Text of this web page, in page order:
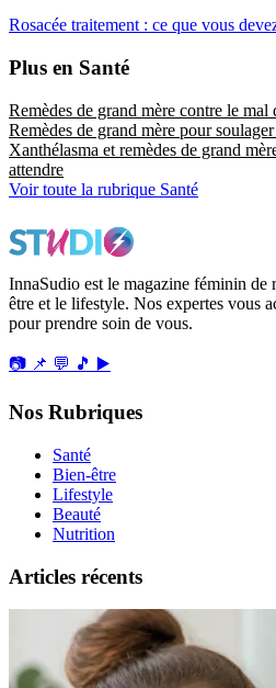
Rosacée traitement : ce que vous
Plus en Santé
Remèdes de grand mère contre le mal
Remèdes de grand mère pour
Xanthélasma et remèdes de grand
attendre
Voir toute la rubrique Santé
InnaSudio est le magazine féminin de
être et le lifestyle. Nos expertes vous
pour prendre soin de vous.
📷 📌 💬 🎵 ▶️
Nos Rubriques
Santé
Bien-être
Lifestyle
Beauté
Nutrition
Articles récents